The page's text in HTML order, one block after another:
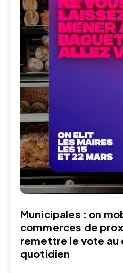
Municipales : on
commerces de
remettre le vote
quotidien